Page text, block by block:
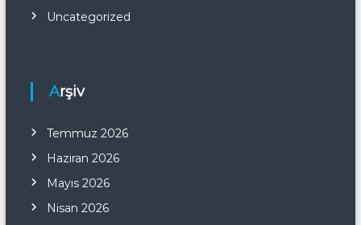
Uncategorized
Arşiv
Temmuz 2026
Haziran 2026
Mayıs 2026
Nisan 2026